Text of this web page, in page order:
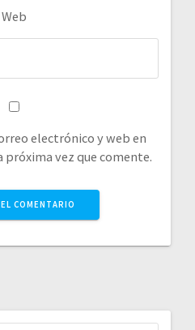
Web
electrónico y web en
próxima vez que comente.